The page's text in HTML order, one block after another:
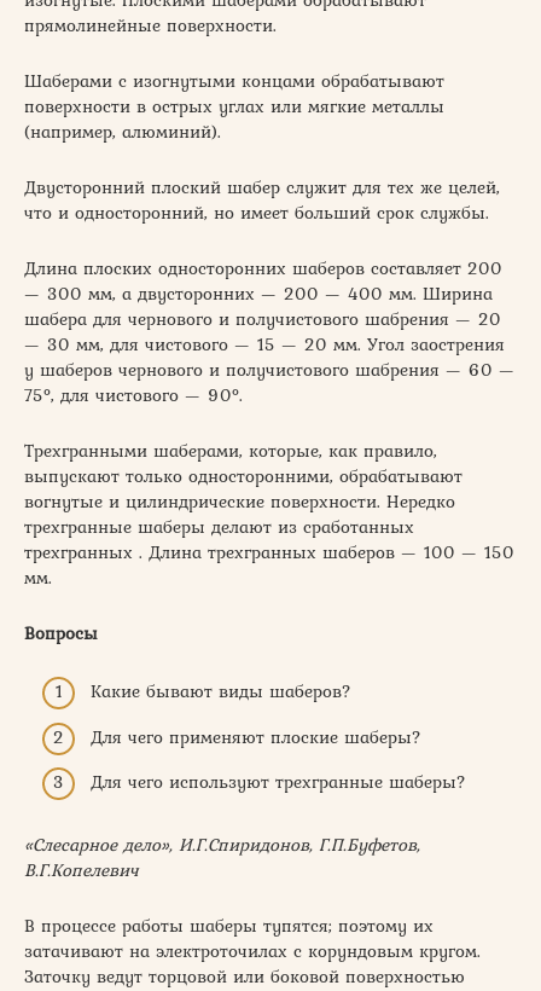
прямолинейные поверхности.
Шаберами с изогнутыми концами обрабатывают
поверхности в острых углах или мягкие металлы
(например, алюминий).
Двусторонний плоский шабер служит для тех же целей,
что и односторонний, но имеет больший срок службы.
Длина плоских односторонних шаберов составляет 200
— 300 мм, а двусторонних — 200 — 400 мм. Ширина
шабера для чернового и получистового шабрения — 20
— 30 мм, для чистового — 15 — 20 мм. Угол заострения
у шаберов чернового и получистового шабрения — 60 —
75°, для чистового — 90°.
Трехгранными шаберами, которые, как правило,
выпускают только односторонними, обрабатывают
вогнутые и цилиндрические поверхности. Нередко
трехгранные шаберы делают из сработанных
трехгранных . Длина трехгранных шаберов — 100 — 150
мм.
Вопросы
Какие бывают виды шаберов?
Для чего применяют плоские шаберы?
Для чего используют трехгранные шаберы?
«Слесарное дело», И.Г.Спиридонов, Г.П.Буфетов,
В.Г.Копелевич
В процессе работы шаберы тупятся; поэтому их
затачивают на электроточилах с корундовым кругом.
Заточку ведут торцовой или боковой поверхностью